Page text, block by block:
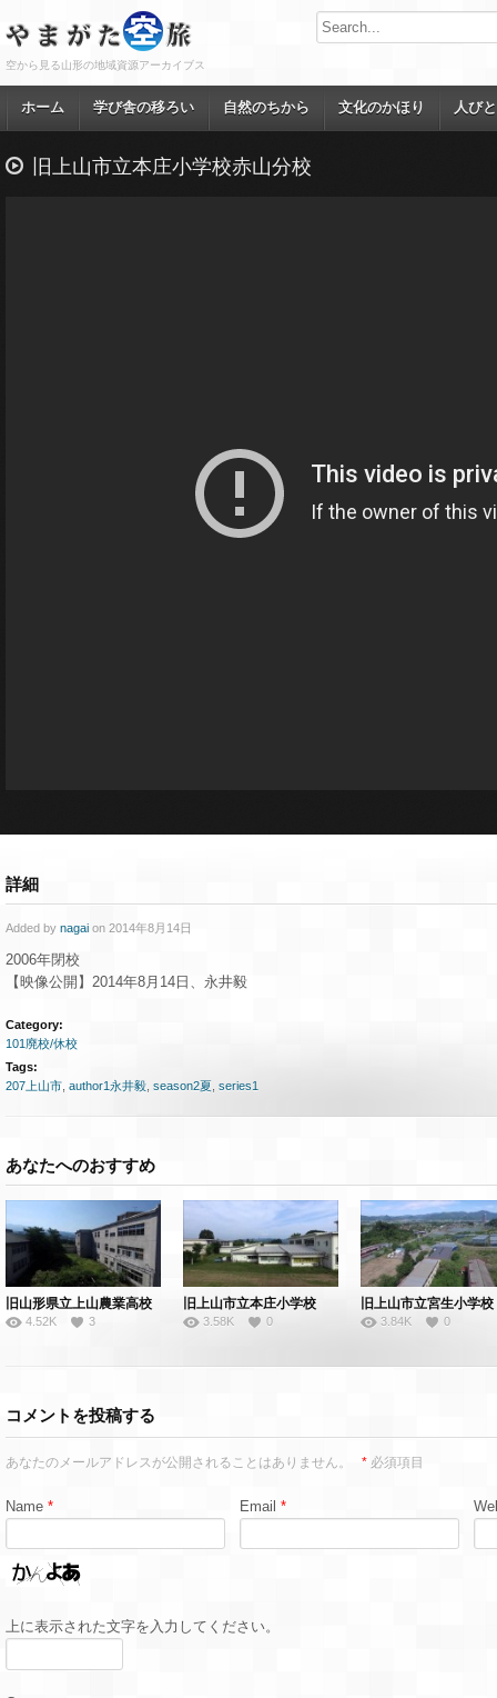
空から見る山形の地域資源アーカイブス
ホーム 学び舎の移ろい 自然のちから 文化のかほり 人び
旧上山市立本庄小学校赤山分校
詳細
Added by nagai on 2014年8月14日
2006年閉校
【映像公開】2014年8月14日、永井毅
Category:
101廃校/休校
Tags:
207上山市 author1永井毅 season2夏 series1
あなたへのおすすめ
旧山形県立上山農業高校
4.52K 3
旧上山市立本庄小学校
3.58K 0
旧上山市立宮生小学校
3.84K 0
コメントを投稿する
あなたのメールアドレスが公開されることはありません。 * 必須項目
Name * Email *
上に表示された文字を入力してください。